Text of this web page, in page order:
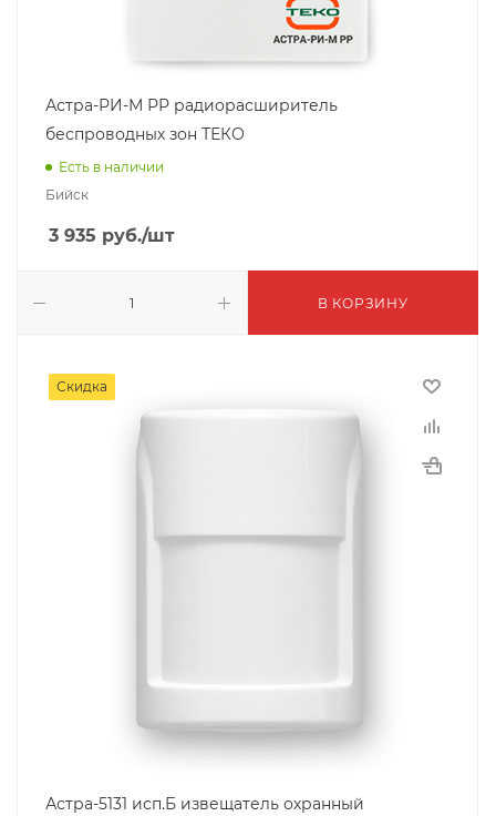
Астра-РИ-М РР радиорасширитель
беспроводных зон ТЕКО
Есть в наличии
Бийск
3 935 руб./шт
В КОРЗИНУ
Скидка
Астра-5131 исп.Б извещатель охранный